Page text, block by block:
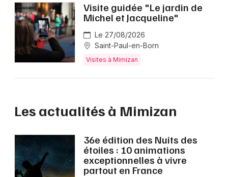
Visite guidée "Le jardin de
Michel et Jacqueline"
Le 27/08/2026
Saint-Paul-en-Born
Visites à Mimizan
Les actualités à Mimizan
36e édition des Nuits des
étoiles : 10 animations
exceptionnelles à vivre
partout en France